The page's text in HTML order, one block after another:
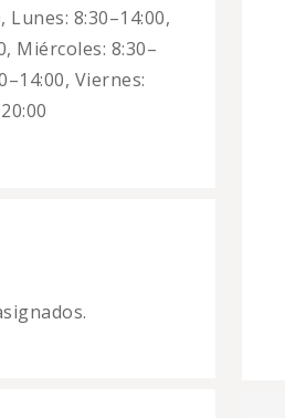
Lunes: 8:30–14:00,
Miércoles: 8:30–
Viernes: